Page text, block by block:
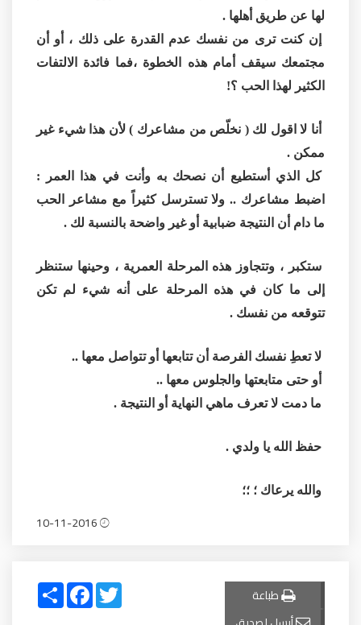
لها عن طريق أهلها .
إن كنت ترى من نفسك عدم القدرة على ذلك ، أو أن
مجتمعك سيقف أمام هذه الخطوة ،فما فائدة الالتفات
الكثير لهذا الحب ؟!
أنا لا اقول لك ( نخلّص من مشاعرك ) لأن هذا شيء غير
ممكن .
كل الذي أستطيع أن نصحك به وأنت في هذا العمر :
اضبط مشاعرك .. ولا تسترسل كثيراً مع مشاعر الحب
ما دام أن النتيجة ضبابية أو غير واضحة بالنسبة لك .
ستكبر ، وتتجاوز هذه المرحلة العمرية ، وحينها ستنظر
إلى ما كان في هذه المرحلة على أنه شيء لم تكن
تتوقعه من نفسك .
لا تعطِ نفسك الفرصة أن تتابعها أو تتواصل معها ..
أو حتى متابعتها والجلوس معها ..
ما دمت لا تعرف ماهي النهاية أو النتيجة .
حفظ الله يا ولدي .
والله يرعاك ؛ ؛؛
طباعة
Share
FacebookTwitter